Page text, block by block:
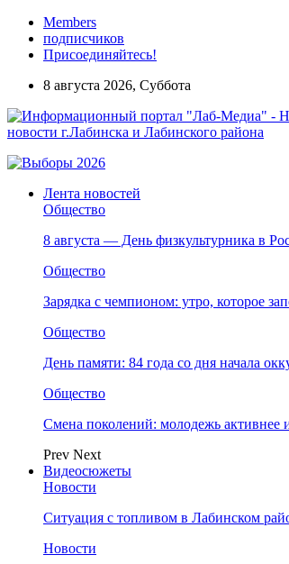
Members
подписчиков
Присоединяйтесь!
8 августа 2026, Суббота
новости г.Лабинска и Лабинского района
Лента новостей
Общество
8 августа — День физкультурника в
Общество
Зарядка с чемпионом: утро, которое
Общество
День памяти: 84 года со дня начала
Общество
Смена поколений: молодежь активнее
Prev Next
Видеосюжеты
Новости
Ситуация с топливом в Лабинском
Новости